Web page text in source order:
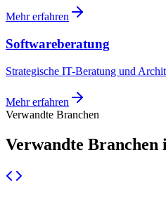
Mehr erfahren
Softwareberatung
Strategische IT-Beratung und
Mehr erfahren
Verwandte Branchen
Verwandte Branchen